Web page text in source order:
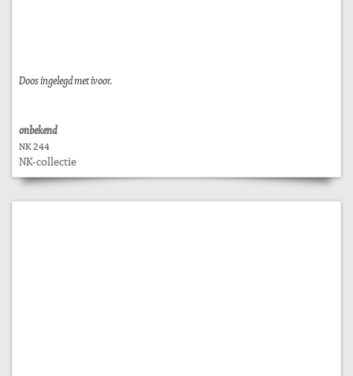
Doos ingelegd met ivoor.
onbekend
NK 244
NK-collectie